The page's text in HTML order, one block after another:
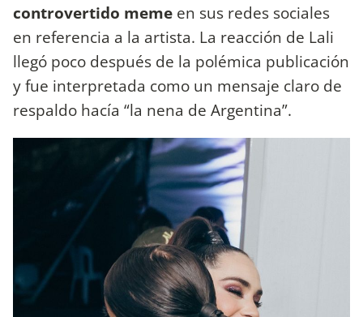
controvertido meme en sus redes sociales
en referencia a la artista. La reacción de Lali
llegó poco después de la polémica publicación
y fue interpretada como un mensaje claro de
respaldo hacía “la nena de Argentina”.